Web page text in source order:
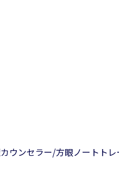
ウンセラー/方眼ノートト